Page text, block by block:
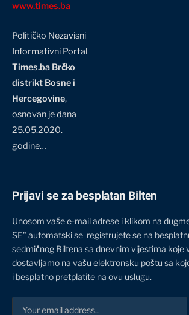
www.times.ba
Političko Nezavisni
Informativni Portal
Times.ba Brčko
distrikt Bosne i
Hercegovine,
osnovan je dana
25.05.2020.
godine…
Prijavi se za besplatan Bilten
Unosom vaše e-mail adrese i klikom na
SE" automatski se registrujete se na
sedmičnog Biltena sa dnevnim vijestima koje
dostavljamo na vašu elektronsku poštu sa
i besplatno pretplatite na ovu uslugu.